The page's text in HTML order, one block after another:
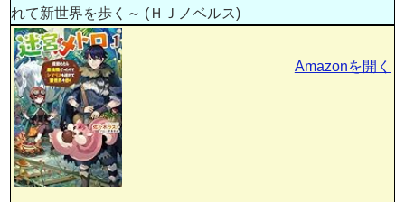
れて新世界を歩く～ (ＨＪノベルス)
Amazonを開く